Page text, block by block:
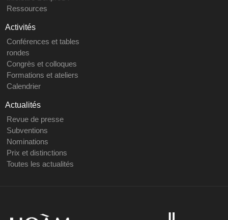
Ressources
Activités
Conférences et tables
rondes
Congrès et colloques
Formations et ateliers
Calendrier
Actualités
Revue de presse
Subventions
Nominations
Prix et distinctions
Toutes les actualités